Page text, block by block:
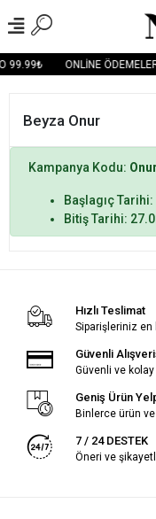
99.99₺ ONLİNE
Beyza Onur
Kampanya Kodu:
Başlagıç
Bitiş Tarihi:
Hızlı Teslimat
Siparişleriniz en
Güvenli
Güvenli ve
Geniş Ürün
Binlerce ürün
7 / 24 DESTEK
Öneri ve